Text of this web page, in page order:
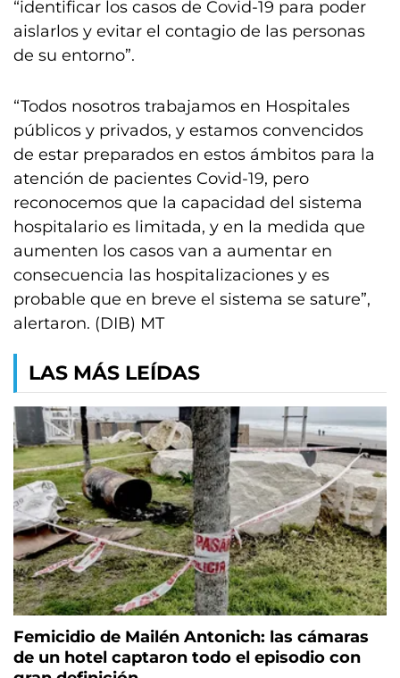
“identificar los casos de Covid-19 para poder
aislarlos y evitar el contagio de las personas
de su entorno”.
“Todos nosotros trabajamos en Hospitales
públicos y privados, y estamos convencidos
de estar preparados en estos ámbitos para la
atención de pacientes Covid-19, pero
reconocemos que la capacidad del sistema
hospitalario es limitada, y en la medida que
aumenten los casos van a aumentar en
consecuencia las hospitalizaciones y es
probable que en breve el sistema se sature”,
alertaron. (DIB) MT
LAS MÁS LEÍDAS
Femicidio de Mailén Antonich: las cámaras
de un hotel captaron todo el episodio con